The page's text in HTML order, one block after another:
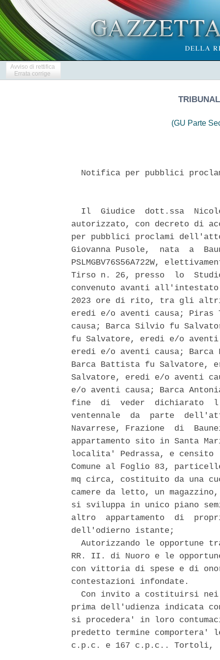
Avviso di rettifica
Errata corrige
(GU Parte
Notifica per pubblici
Il  Giudice  dott.ssa
autorizzato, con decreto di
per pubblici proclami
Giovanna Pusole,  nata  a
PSLMGBV76S56A722W,
Tirso n. 26, presso  lo
convenuto avanti
2023 ore di rito, tra gli
eredi e/o aventi causa; Piras
causa; Barca Silvio fu
fu Salvatore, eredi e/o aventi
eredi e/o aventi causa;
Barca Battista fu Salvatore,
Salvatore, eredi e/o aventi
e/o aventi causa; Barca
fine  di  veder  dichiarato
ventennale  da  parte
Navarrese, Frazione  di
appartamento sito in Santa
localita' Pedrassa, e
Comune al Foglio 83,
mq circa, costituito da una
camere da letto, un
si sviluppa in unico piano
altro  appartamento  di
dell'odierno istante;
Autorizzando le opportune
RR. II. di Nuoro e le
con vittoria di spese e di
contestazioni infondate.
Con invito a costituirsi
prima dell'udienza indicata
si procedera' in loro
predetto termine
c.p.c. e 167 c.p.c.. Tortoli,